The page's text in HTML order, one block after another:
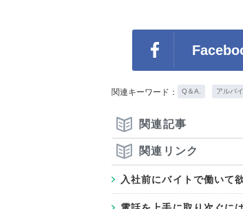
関連キーワード： Q＆A. アルバ
関連記事
関連リンク
入社前にバイトで働いて